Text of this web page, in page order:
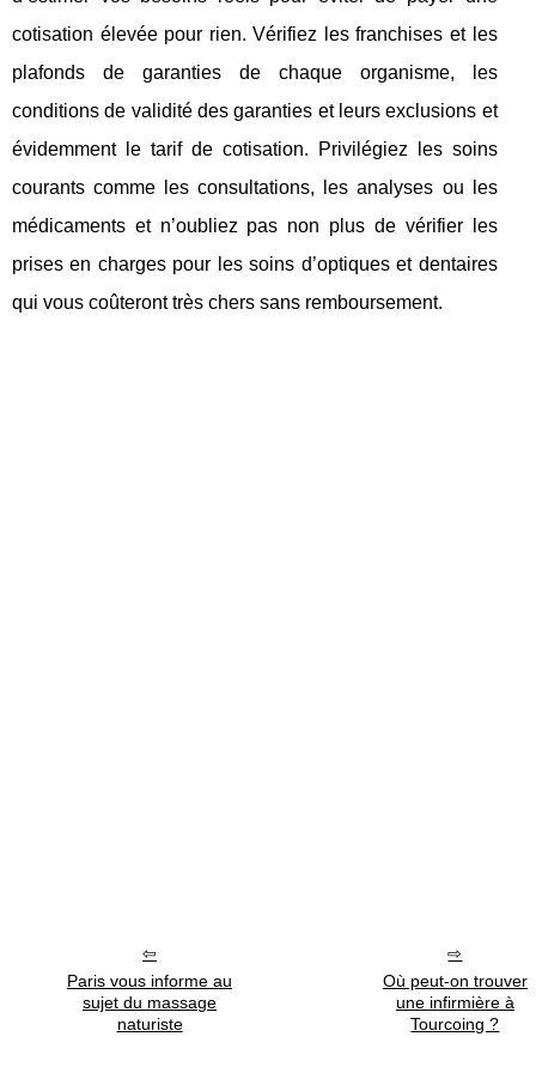
cotisation élevée pour rien. Vérifiez les franchises et les
plafonds de garanties de chaque organisme, les
conditions de validité des garanties et leurs exclusions et
évidemment le tarif de cotisation. Privilégiez les soins
courants comme les consultations, les analyses ou les
médicaments et n’oubliez pas non plus de vérifier les
prises en charges pour les soins d’optiques et dentaires
qui vous coûteront très chers sans remboursement.
Paris vous informe au
sujet du massage
naturiste
Où peut-on trouver
une infirmière à
Tourcoing ?